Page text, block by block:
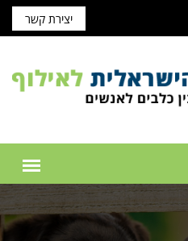
יצירת קשר